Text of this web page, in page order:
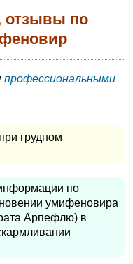
отзывы по
профессиональными
при грудном
по
умифеновира
Арпефлю) в